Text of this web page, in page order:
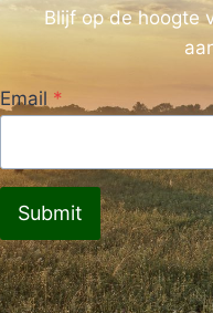
Blijf op de hoogte
Email *
Submit